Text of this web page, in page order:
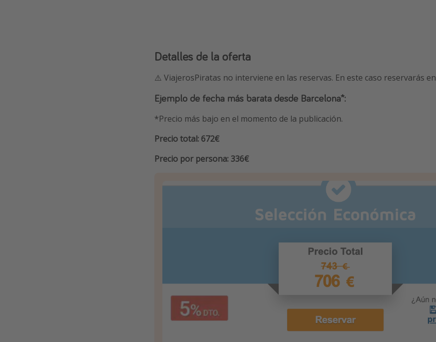
Detalles de la oferta
⚠️ ViajerosPiratas no interviene en las reservas. En este caso reservarás en
Ejemplo de fecha más barata desde Barcelona*:
*Precio más bajo en el momento de la publicación.
Precio total: 672€
Precio por persona: 336€